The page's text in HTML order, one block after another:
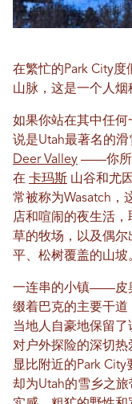
在繁忙的Park City
山脉，这是一个人烟
如果你站在其中任
说是Utah最著名的
Deer Valley ——你所
在 卡玛斯 山谷和尤
常被称为Wasatch，
店和喧闹的夜生活
草的牧场，以及偶
平、松树覆盖的山坡
一连串的小镇——皮
缀着巴克的主要干道
当地人自豪地保留
对户外探险的深切
显比附近的Park City
却为Utah的雪乡之